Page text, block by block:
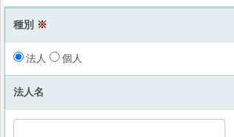
種別 ※
法人 個人
法人名